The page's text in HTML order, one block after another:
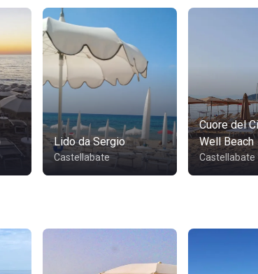
Lido da Sergio
Castellabate
Cuore del
Well Beach
Castellabate